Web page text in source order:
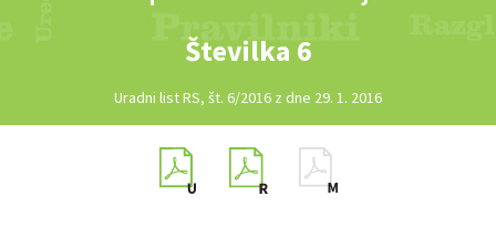
Številka 6
Uradni list RS, št. 6/2016 z dne 29. 1. 2016